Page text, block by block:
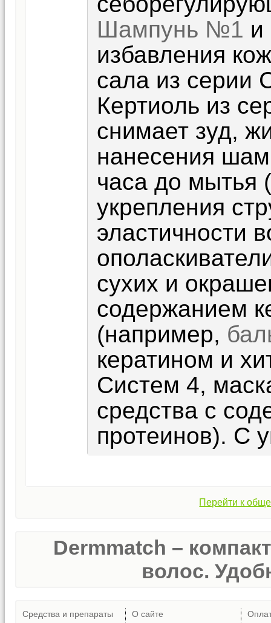
Шампунь №1 и
избавления
сала из серии
Кертиоль из
снимает зуд,
нанесения
часа до мытья
укрепления
эластичности
сухих и
содержанием
(например,
кератином и
Систем 4,
средства с
протеинов). С
Перейти к
Dermmatch –
волос.
Средства и препараты
О сайте